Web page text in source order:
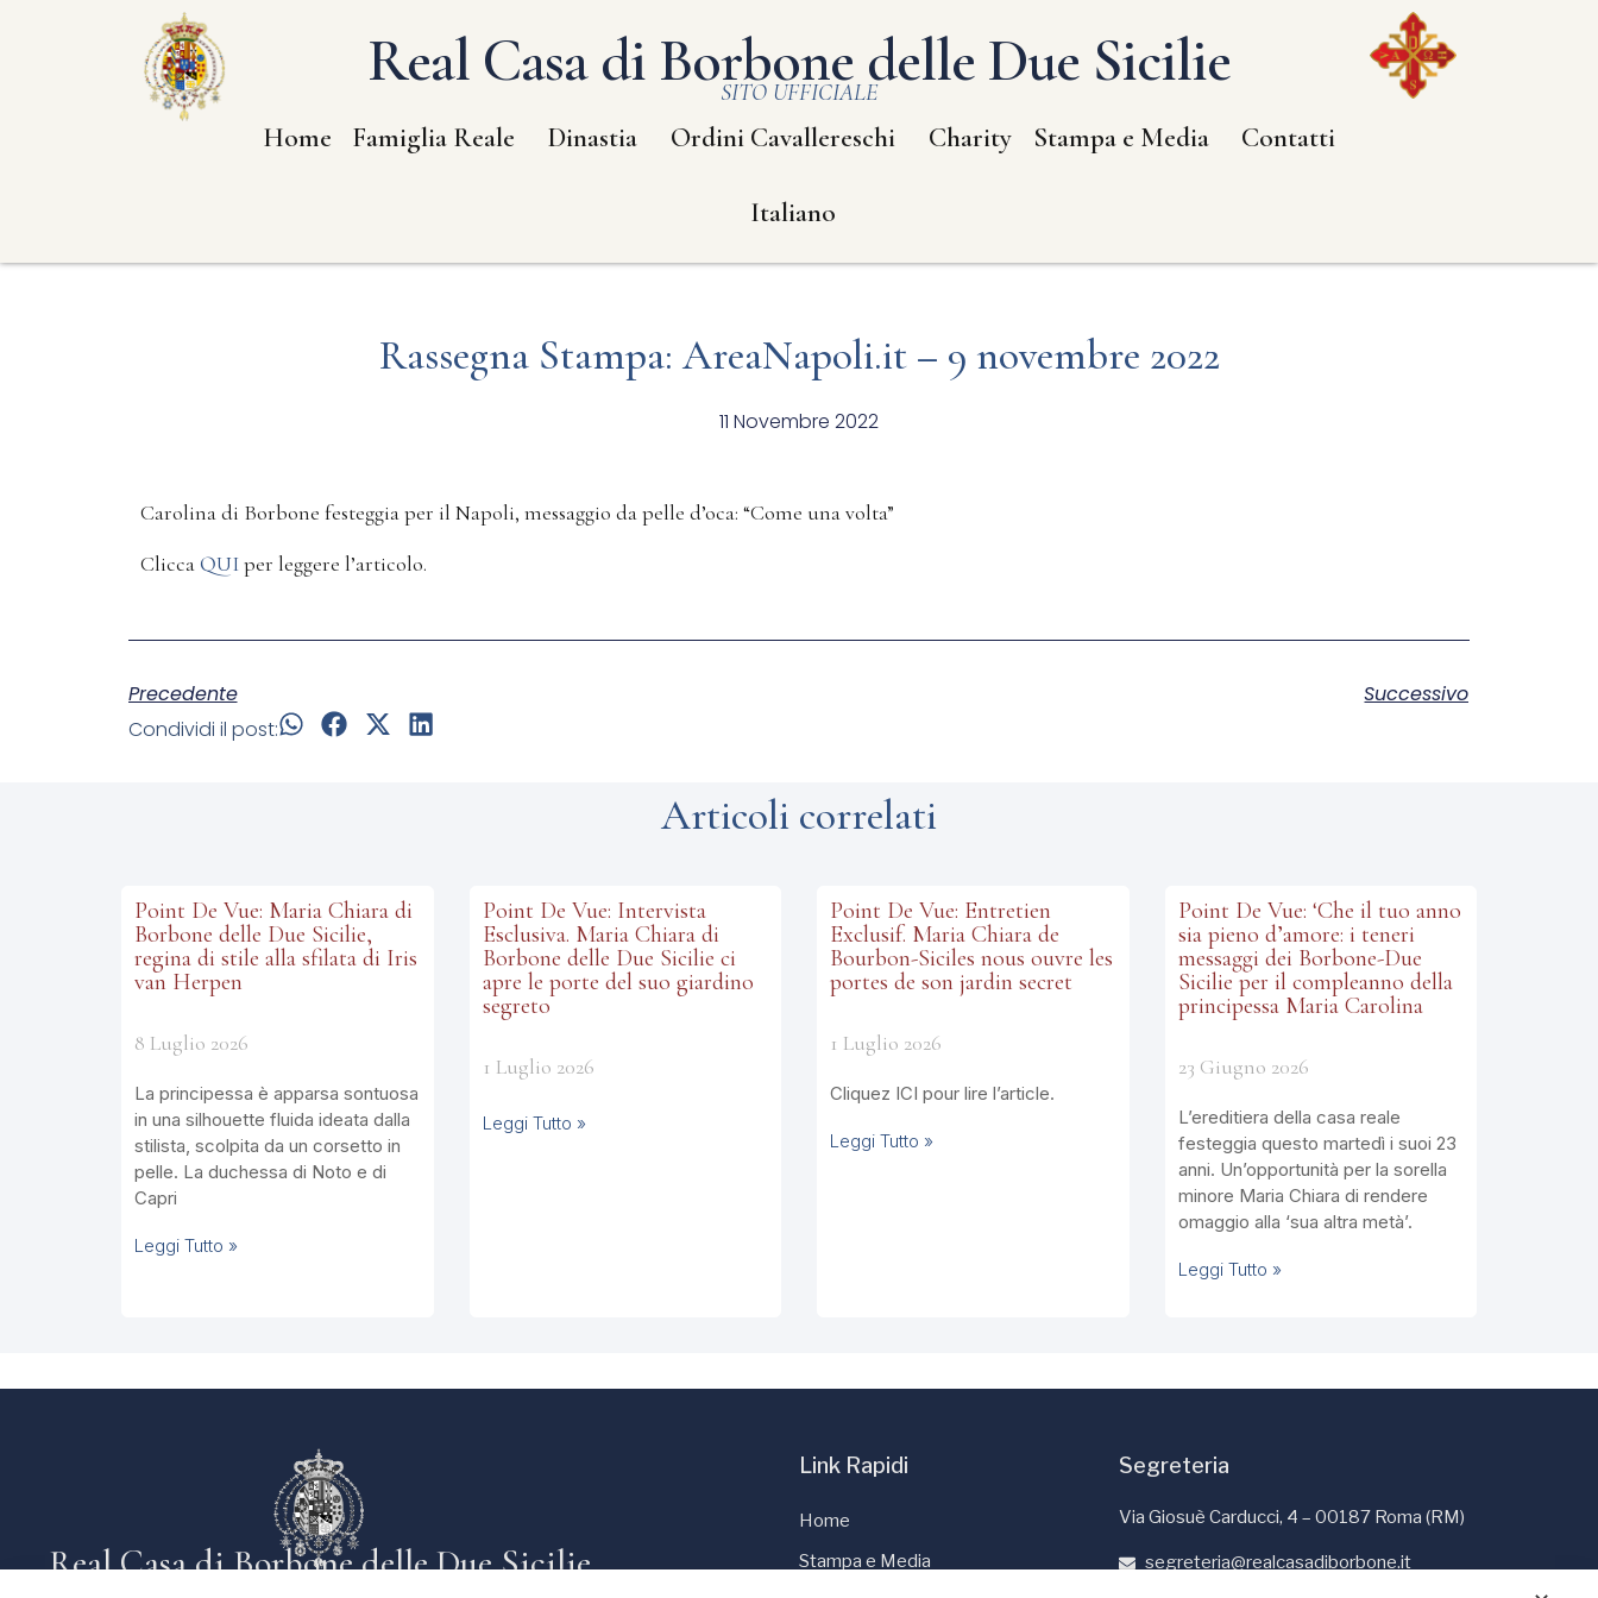
Real Casa di Borbone delle Due Sicilie
SITO UFFICIALE
Home Famiglia Reale Dinastia Ordini Cavallereschi Charity Stampa e Media Contatti
Italiano
Rassegna Stampa: AreaNapoli.it – 9 novembre 2022
11 Novembre 2022
Carolina di Borbone festeggia per il Napoli, messaggio da pelle d’oca: “Come una volta”
Clicca QUIper leggere l’articolo.
Precedente
Successivo
Condividi il post:
Articoli correlati
Point De Vue: Maria Chiara di
Borbone delle Due Sicilie,
regina di stile alla sfilata di Iris
van Herpen
8 Luglio 2026
La principessa è apparsa sontuosa
in una silhouette fluida ideata dalla
stilista, scolpita da un corsetto in
pelle. La duchessa di Noto e di
Capri
Leggi Tutto »
Point De Vue: Intervista
Esclusiva. Maria Chiara di
Borbone delle Due Sicilie ci
apre le porte del suo giardino
segreto
1 Luglio 2026
Leggi Tutto »
Point De Vue: Entretien
Exclusif. Maria Chiara de
Bourbon-Siciles nous ouvre les
portes de son jardin secret
1 Luglio 2026
Cliquez ICI pour lire l’article.
Leggi Tutto »
Point De Vue: ‘Che il tuo anno
sia pieno d’amore: i teneri
messaggi dei Borbone-Due
Sicilie per il compleanno della
principessa Maria Carolina
23 Giugno 2026
L’ereditiera della casa reale
festeggia questo martedì i suoi 23
anni. Un’opportunità per la sorella
minore Maria Chiara di rendere
omaggio alla ‘sua altra metà’.
Leggi Tutto »
Real Casa di Borbone delle Due Sicilie
Link Rapidi
Home
Stampa e Media
Segreteria
Via Giosuè Carducci, 4 – 00187 Roma (RM)
segreteria@realcasadiborbone.it